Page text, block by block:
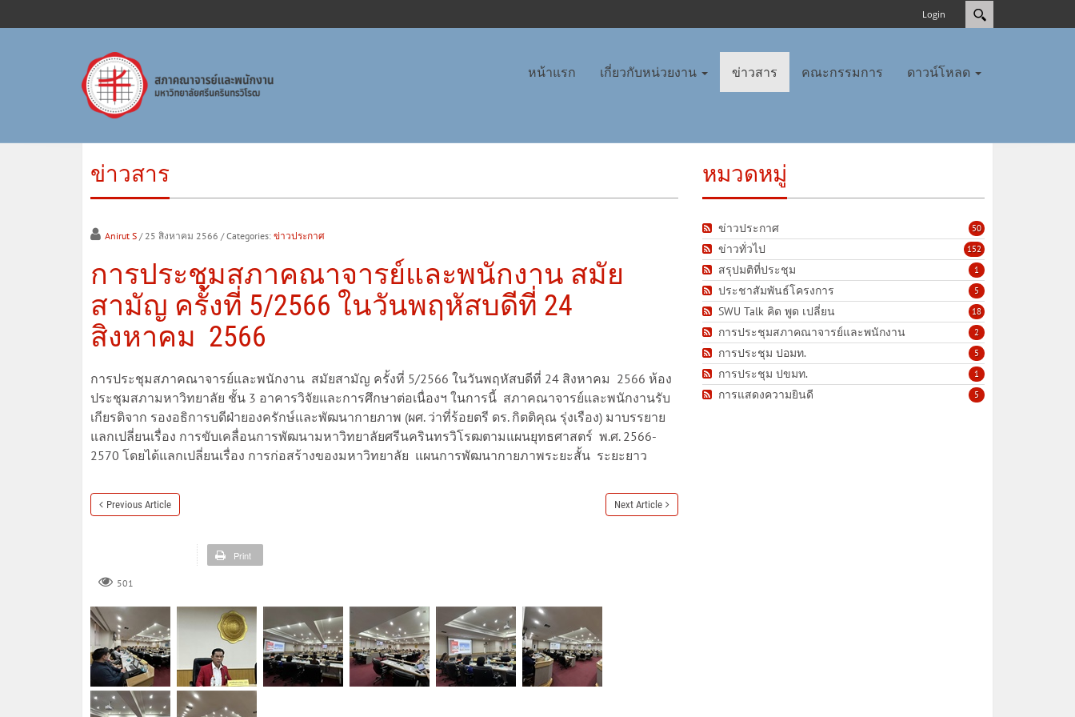
Login
หน้าแรก เกี่ยวกับหน่วยงาน ข่าวสาร คณะกรรมการ ดาวน์โหลด
ข่าวสาร
Anirut S / 25 สิงหาคม 2566 / Categories: ข่าวประกาศ
การประชุมสภาคณาจารย์และพนักงาน สมัย
สามัญ ครั้งที่ 5/2566 ในวันพฤหัสบดีที่ 24
สิงหาคม 2566
การประชุมสภาคณาจารย์และพนักงาน สมัยสามัญ ครั้งที่ 5/2566 ในวันพฤหัสบดีที่ 24 สิงหาคม 2566 ห้อง
ประชุมสภามหาวิทยาลัย ชั้น 3 อาคารวิจัยและการศึกษาต่อเนื่องฯ ในการนี้ สภาคณาจารย์และพนักงานรับ
เกียรติจาก รองอธิการบดีฝ่ายองครักษ์และพัฒนากายภาพ (ผศ. ว่าที่ร้อยตรี ดร. กิตติคุณ รุ่งเรือง) มาบรรยาย
แลกเปลี่ยนเรื่อง การขับเคลื่อนการพัฒนามหาวิทยาลัยศรีนครินทรวิโรฒตามแผนยุทธศาสตร์ พ.ศ. 2566-
2570 โดยได้แลกเปลี่ยนเรื่อง การก่อสร้างของมหาวิทยาลัย แผนการพัฒนากายภาพระยะสั้น ระยะยาว
Previous Article Next Article
Print
501
หมวดหมู่
50
ข่าวประกาศ
152
ข่าวทั่วไป
1
สรุปมติที่ประชุม
5
ประชาสัมพันธ์โครงการ
18
SWU Talk คิด พูด เปลี่ยน
2
การประชุมสภาคณาจารย์และพนักงาน
5
การประชุม ปอมท.
1
การประชุม ปขมท.
5
การแสดงความยินดี